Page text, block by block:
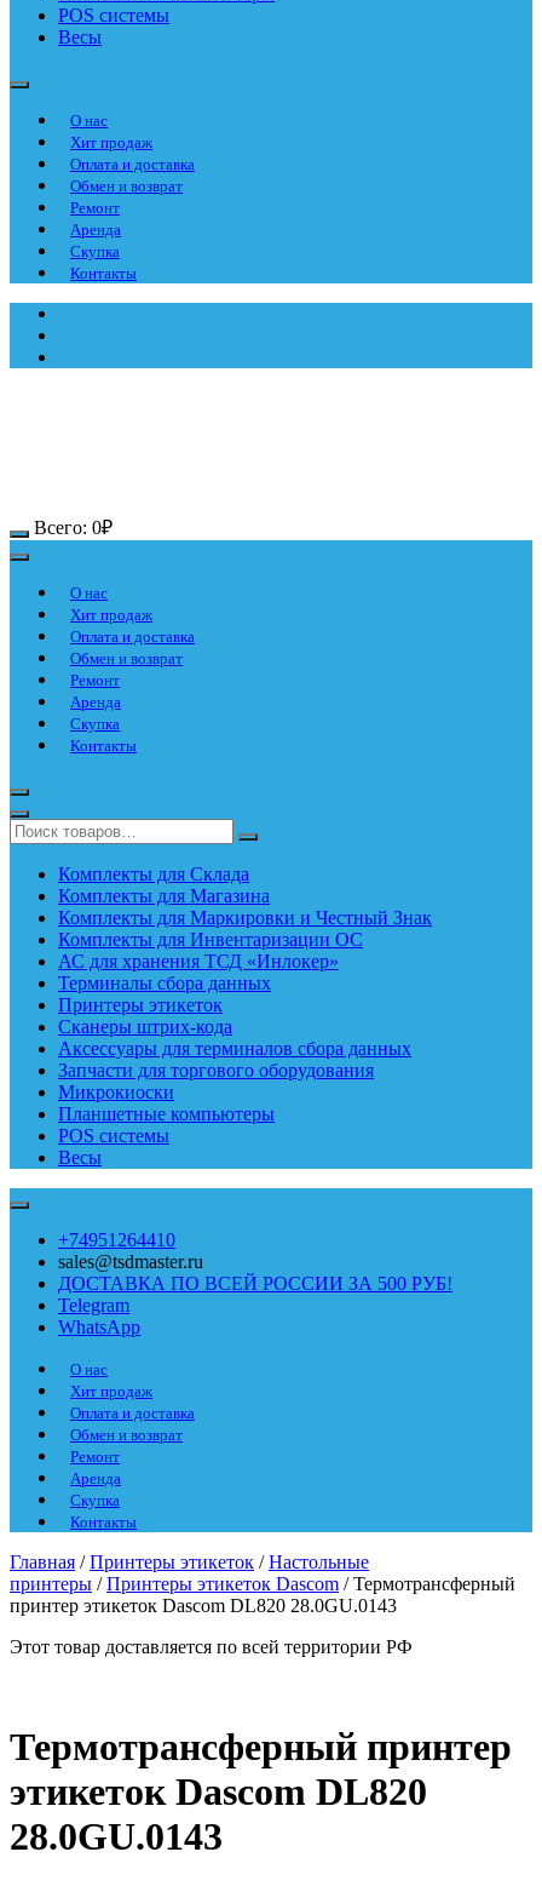
POS системы
Весы
О нас
Хит продаж
Оплата и доставка
Обмен и возврат
Ремонт
Аренда
Скупка
Контакты
Всего: 0₽
О нас
Хит продаж
Оплата и доставка
Обмен и возврат
Ремонт
Аренда
Скупка
Контакты
Комплекты для Склада
Комплекты для Магазина
Комплекты для Маркировки и Честный Знак
Комплекты для Инвентаризации ОС
АС для хранения ТСД «Инлокер»
Терминалы сбора данных
Принтеры этикеток
Сканеры штрих-кода
Аксессуары для терминалов сбора данных
Запчасти для торгового оборудования
Микрокиоски
Планшетные компьютеры
POS системы
Весы
+74951264410
sales@tsdmaster.ru
ДОСТАВКА ПО ВСЕЙ РОССИИ ЗА 500 РУБ!
Telegram
WhatsApp
О нас
Хит продаж
Оплата и доставка
Обмен и возврат
Ремонт
Аренда
Скупка
Контакты
Главная /Принтеры этикеток /Настольные
принтеры /Принтеры этикеток Dascom / Термотрансферный
принтер этикеток Dascom DL820 28.0GU.0143
Этот товар доставляется по всей территории РФ
Термотрансферный принтер
этикеток Dascom DL820
28.0GU.0143